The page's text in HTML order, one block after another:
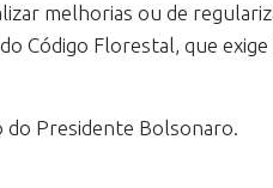
melhorias ou de
Código Florestal, que
do Presidente Bolsonaro.